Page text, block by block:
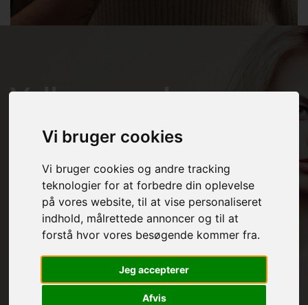
Vi bruger cookies
Vi bruger cookies og andre tracking
teknologier for at forbedre din oplevelse
på vores website, til at vise personaliseret
indhold, målrettede annoncer og til at
forstå hvor vores besøgende kommer fra.
Jeg accepterer
Afvis
Velkommen hos
Vindum Hairdesign
Jeg går op i dit udseende, og hjælper dig godt
på vej
Læs mere